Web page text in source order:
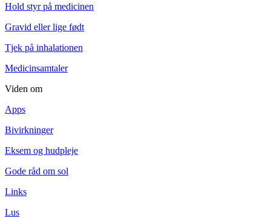
Hold styr på medicinen
Gravid eller lige født
Tjek på inhalationen
Medicinsamtaler
Viden om
Apps
Bivirkninger
Eksem og hudpleje
Gode råd om sol
Links
Lus